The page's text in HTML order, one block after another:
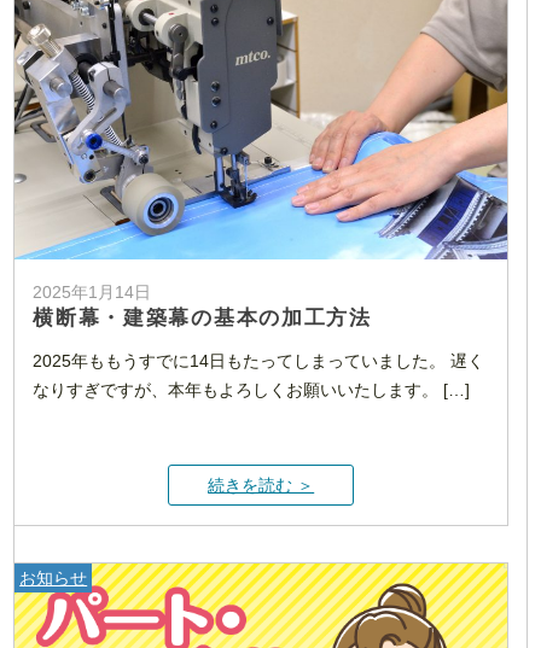
2025年1月14日
横断幕・建築幕の基本の加工方法
2025年ももうすでに14日もたってしまっていました。 遅く
なりすぎですが、本年もよろしくお願いいたします。 […]
続きを読む ＞
お知らせ